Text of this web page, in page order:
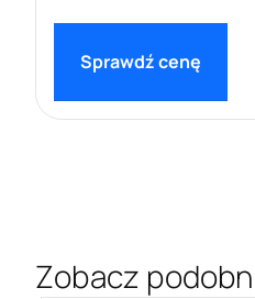
Zobacz